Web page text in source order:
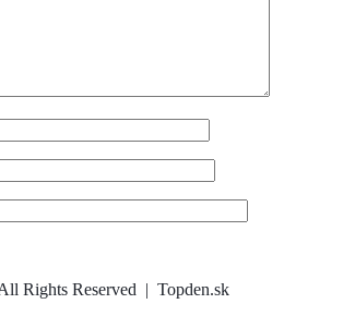
Rights Reserved | Topden.sk